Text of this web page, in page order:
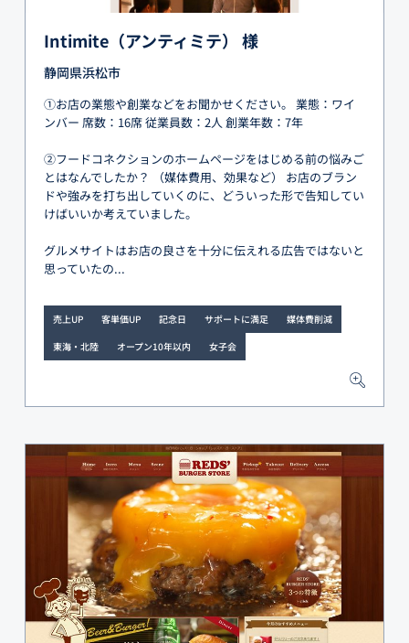
Intimite（アンティミテ） 様
静岡県浜松市
①お店の業態や創業などをお聞かせください。 業態：ワイ
ンバー 席数：16席 従業員数：2人 創業年数：7年
②フードコネクションのホームページをはじめる前の悩みご
とはなんでしたか？ （媒体費用、効果など） お店のブラン
ドや強みを打ち出していくのに、どういった形で告知してい
けばいいか考えていました。
グルメサイトはお店の良さを十分に伝えれる広告ではないと
思っていたの...
売上UP 客単価UP 記念日 サポートに満足
媒体費削減
東海・北陸
オープン10年以内 女子会